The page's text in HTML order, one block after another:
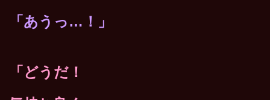
「あうっ…！」
「どうだ！